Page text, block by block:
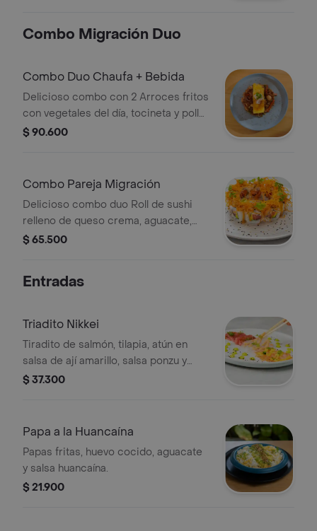
Combo Migración Duo
Combo Duo Chaufa + Bebida
Delicioso combo con 2 Arroces fritos
con vegetales del día, tocineta y pollo,
terminado con camarón, además de
$ 90.600
Combo Pareja Migración
Delicioso combo duo Roll de sushi
relleno de queso crema, aguacate,
atún fresco, salmón fresco y topping
sushi relleno de aguacate, mayonesa
topping de láminas de pescado, salsa
incluye 2 Te Hatsu.
$ 65.500
Entradas
Triadito Nikkei
Tiradito de salmón, tilapia, atún en
salsa de ají amarillo, salsa ponzu y
crema de rocoto.
$ 37.300
Papa a la Huancaína
Papas fritas, huevo cocido, aguacate
y salsa huancaína.
$ 21.900